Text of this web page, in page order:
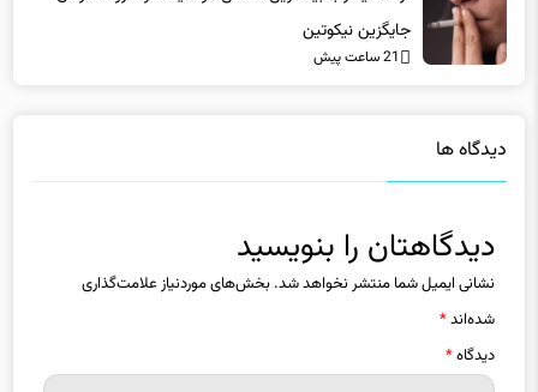
21 ساعت پیش
نشانی ایمیل شما منتشر نخواهد شد.بخش‌های موردنیاز علامت‌گذاری
شده‌اند*
دیدگاه*